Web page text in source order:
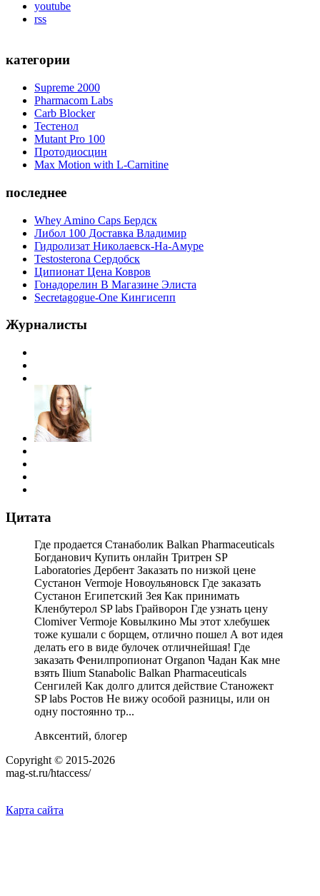
youtube
rss
категории
Supreme 2000
Pharmacom Labs
Carb Blocker
Тестенол
Mutant Pro 100
Протодиосцин
Max Motion with L-Carnitine
последнее
Whey Amino Caps Бердск
Либол 100 Доставка Владимир
Гидролизат Николаевск-На-Амуре
Testosterona Сердобск
Ципионат Цена Ковров
Гонадорелин В Магазине Элиста
Secretagogue-One Кингисепп
Журналисты
Цитата
Где продается Станаболик Balkan Pharmaceuticals
Богданович Купить онлайн Тритрен SP
Laboratories Дербент Заказать по низкой цене
Сустанон Vermoje Новоульяновск Где заказать
Сустанон Египетский Зея Как принимать
Кленбутерол SP labs Грайворон Где узнать цену
Clomiver Vermoje Ковылкино Мы этот хлебушек
тоже кушали с борщем, отлично пошел А вот идея
делать его в виде булочек отличнейшая! Где
заказать Фенилпропионат Organon Чадан Как мне
взять Ilium Stanabolic Balkan Pharmaceuticals
Сенгилей Как долго длится действие Станожект
SP labs Ростов Не вижу особой разницы, или он
одну постоянно тр...
Авксентий, блогер
Copyright © 2015-2026
mag-st.ru/htaccess/
Карта сайта